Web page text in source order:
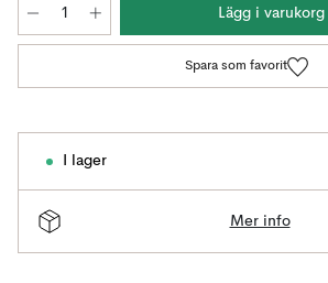
Lägg i varukorg
Spara som favorit
I lager
Mer info